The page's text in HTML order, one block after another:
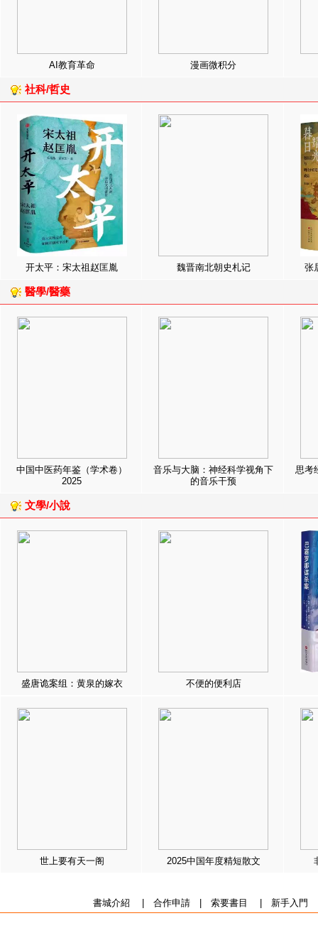
AI教育革命 漫画微积分
社科/哲史
开太平：宋太祖赵匡胤 魏晋南北朝史札记 张
醫學/醫藥
中国中医药年鉴（学术卷）
2025
音乐与大脑：神经科学视角下
的音乐干预
思考
文學/小說
盛唐诡案组：黄泉的嫁衣 不便的便利店
世上要有天一阁 2025中国年度精短散文
書城介紹 合作申請| 索要書目 新手入門